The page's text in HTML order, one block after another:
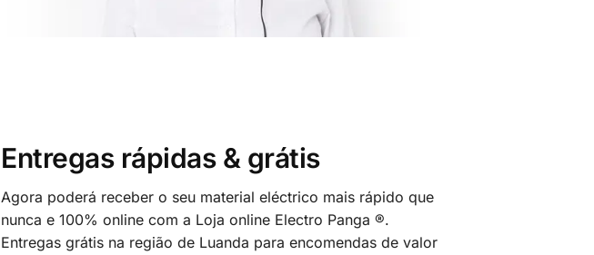
Entregas rápidas & grátis
Agora poderá receber o seu material eléctrico mais rápido que
nunca e 100% online com a Loja online Electro Panga ®.
Entregas grátis na região de Luanda para encomendas de valor